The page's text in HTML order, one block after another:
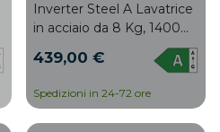
Inverter Steel A Lavatrice
in acciaio da 8 Kg, 1400
giri, inverter più motore,
vapore, 16 programmi,
439,00 €
Spedizioni in 24-72 ore